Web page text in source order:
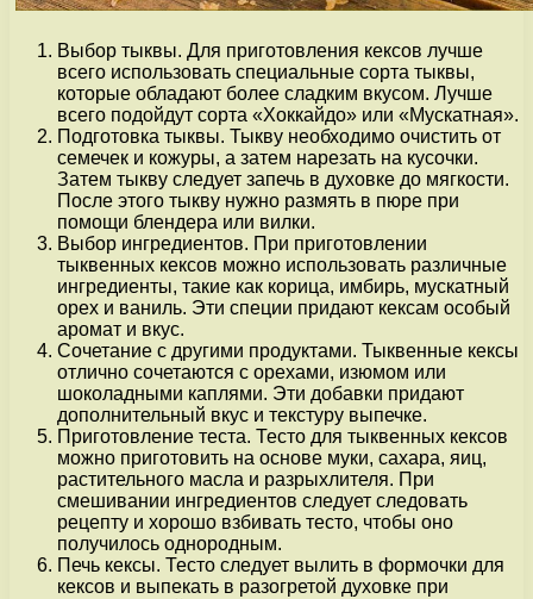
Выбор тыквы. Для приготовления кексов лучше
всего использовать специальные сорта тыквы,
которые обладают более сладким вкусом. Лучше
всего подойдут сорта «Хоккайдо» или «Мускатная».
Подготовка тыквы. Тыкву необходимо очистить от
семечек и кожуры, а затем нарезать на кусочки.
Затем тыкву следует запечь в духовке до мягкости.
После этого тыкву нужно размять в пюре при
помощи блендера или вилки.
Выбор ингредиентов. При приготовлении
тыквенных кексов можно использовать различные
ингредиенты, такие как корица, имбирь, мускатный
орех и ваниль. Эти специи придают кексам особый
аромат и вкус.
Сочетание с другими продуктами. Тыквенные кексы
отлично сочетаются с орехами, изюмом или
шоколадными каплями. Эти добавки придают
дополнительный вкус и текстуру выпечке.
Приготовление теста. Тесто для тыквенных кексов
можно приготовить на основе муки, сахара, яиц,
растительного масла и разрыхлителя. При
смешивании ингредиентов следует следовать
рецепту и хорошо взбивать тесто, чтобы оно
получилось однородным.
Печь кексы. Тесто следует вылить в формочки для
кексов и выпекать в разогретой духовке при